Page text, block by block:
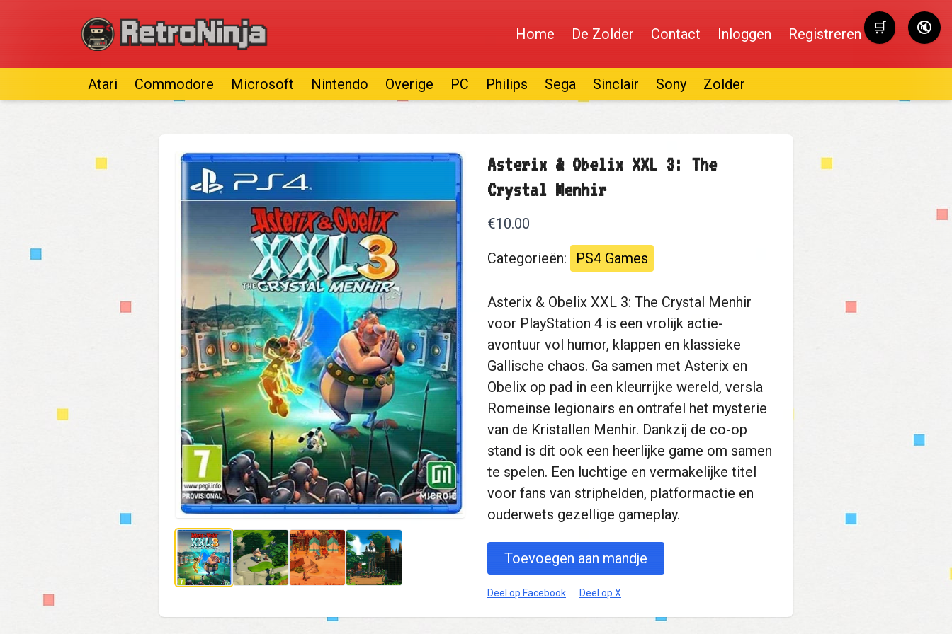
Home De Zolder Contact Inloggen Registreren
Atari Commodore Microsoft Nintendo Overige PC Philips Sega Sinclair Sony Zolder
🔇
🛒
Asterix & Obelix XXL 3: The
Crystal Menhir
€10.00
Categorieën: PS4 Games
Asterix & Obelix XXL 3: The Crystal Menhir
voor PlayStation 4 is een vrolijk actie-
avontuur vol humor, klappen en klassieke
Gallische chaos. Ga samen met Asterix en
Obelix op pad in een kleurrijke wereld, versla
Romeinse legionairs en ontrafel het mysterie
van de Kristallen Menhir. Dankzij de co-op
stand is dit ook een heerlijke game om samen
te spelen. Een luchtige en vermakelijke titel
voor fans van striphelden, platformactie en
ouderwets gezellige gameplay.
Toevoegen aan mandje
Deel op Facebook Deel op X